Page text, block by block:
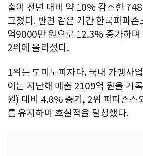
출이 전년 대비 약 10% 감소한
그쳤다. 반면 같은 기간 한국파파
억9000만 원으로 12.3% 증가하며
2위에 올라섰다.
1위는 도미노피자다. 국내 가맹사
이는 지난해 매출 2109억 원을 기
원) 대비 4.8% 증가, 2위 파파존스
를 유지하며 호실적을 달성했다.